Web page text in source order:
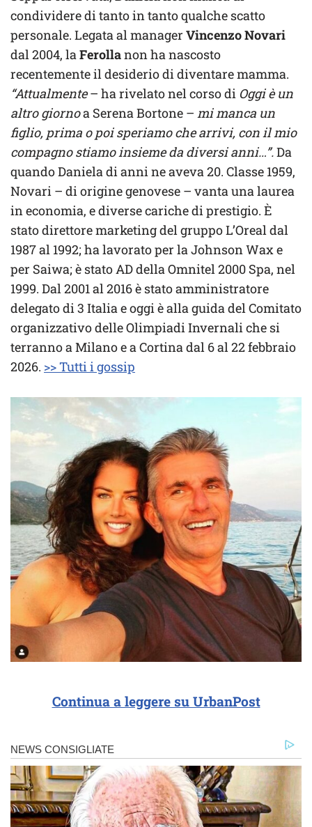
condividere di tanto in tanto qualche scatto
personale. Legata al manager Vincenzo Novari
dal 2004, la Ferollanon ha nascosto
recentemente il desiderio di diventare mamma.
“Attualmente– ha rivelato nel corso di Oggi è un
altro giornoa Serena Bortone – mi manca un
figlio, prima o poi speriamo che arrivi, con il mio
compagno stiamo insieme da diversi anni…”.Da
quando Daniela di anni ne aveva 20. Classe 1959,
Novari – di origine genovese – vanta una laurea
in economia, e diverse cariche di prestigio. È
stato direttore marketing del gruppo L’Oreal dal
1987 al 1992; ha lavorato per la Johnson Wax e
per Saiwa; è stato AD della Omnitel 2000 Spa, nel
1999. Dal 2001 al 2016 è stato amministratore
delegato di 3 Italia e oggi è alla guida del Comitato
organizzativo delle Olimpiadi Invernali che si
terranno a Milano e a Cortina dal 6 al 22 febbraio
2026. >> Tutti i gossip
Continua a leggere su UrbanPost